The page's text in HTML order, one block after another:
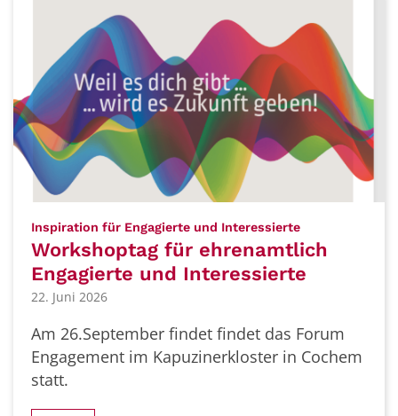
Inspiration für Engagierte und Interessierte:
Workshoptag für ehrenamtlich
Engagierte und Interessierte
22. Juni 2026
Am 26.September findet findet das Forum
Engagement im Kapuzinerkloster in Cochem
statt.